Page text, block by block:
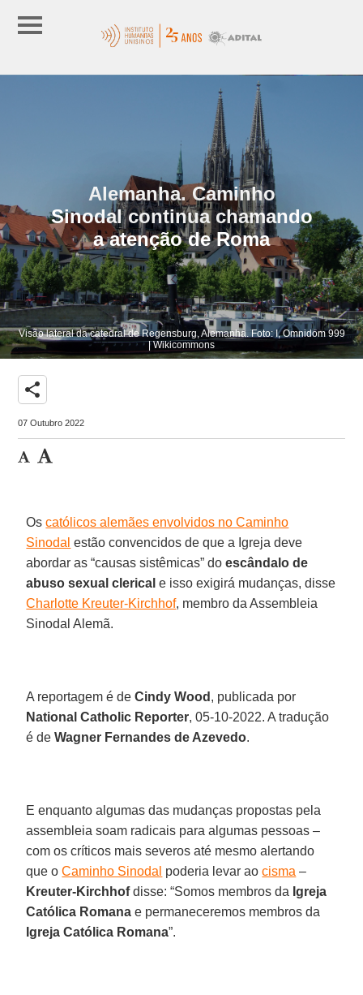
Alemanha. Caminho
Sinodal continua chamando
a atenção de Roma
Visão lateral da catedral de Regensburg, Alemanha. Foto: I, Omnidom 999
| Wikicommons
share
07 Outubro 2022
Oscatólicos alemães envolvidos no Caminho
Sinodal estão convencidos de que a Igreja deve
abordar as “causas sistêmicas” doescândalo de
abuso sexual clerical e isso exigirá mudanças, disse
Charlotte Kreuter-Kirchhof, membro da Assembleia
Sinodal Alemã.
A reportagem é deCindy Wood , publicada por
National Catholic Reporter, 05-10-2022. A tradução
é deWagner Fernandes de Azevedo.
E enquanto algumas das mudanças propostas pela
assembleia soam radicais para algumas pessoas –
com os críticos mais severos até mesmo alertando
que oCaminho Sinodal poderia levar aocisma –
Kreuter-Kirchhofdisse: “Somos membros da Igreja
Católica Romana e permaneceremos membros da
Igreja Católica Romana”.